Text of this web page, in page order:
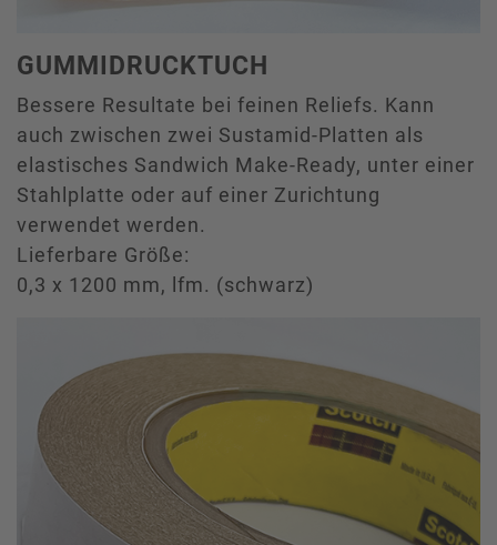
GUMMIDRUCKTUCH
Bessere Resultate bei feinen Reliefs. Kann
auch zwischen zwei Sustamid-Platten als
elastisches Sandwich Make-Ready, unter einer
Stahlplatte oder auf einer Zurichtung
verwendet werden.
Lieferbare Größe:
0,3 x 1200 mm, lfm. (schwarz)